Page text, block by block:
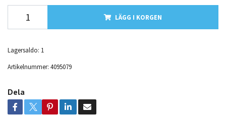
LÄGG I KORGEN
Lagersaldo: 1
Artikelnummer: 4095079
Dela